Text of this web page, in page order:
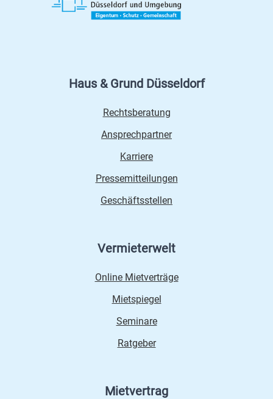
Haus & Grund Düsseldorf
Rechtsberatung
Ansprechpartner
Karriere
Pressemitteilungen
Geschäftsstellen
Vermieterwelt
Online Mietverträge
Mietspiegel
Seminare
Ratgeber
Mietvertrag